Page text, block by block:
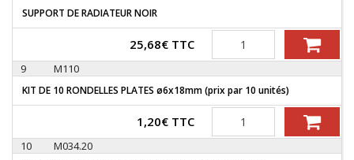
SUPPORT DE RADIATEUR NOIR
25,68€ TTC Quantité
9 M110
KIT DE 10 RONDELLES PLATES ø6x18mm (prix par 10 unités)
1,20€ TTC Quantité
10 M034.20